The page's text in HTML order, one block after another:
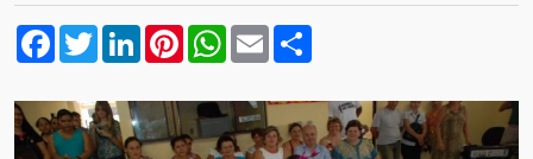
Facebook
TwitterLinkedInPinterestWhatsApp
Email